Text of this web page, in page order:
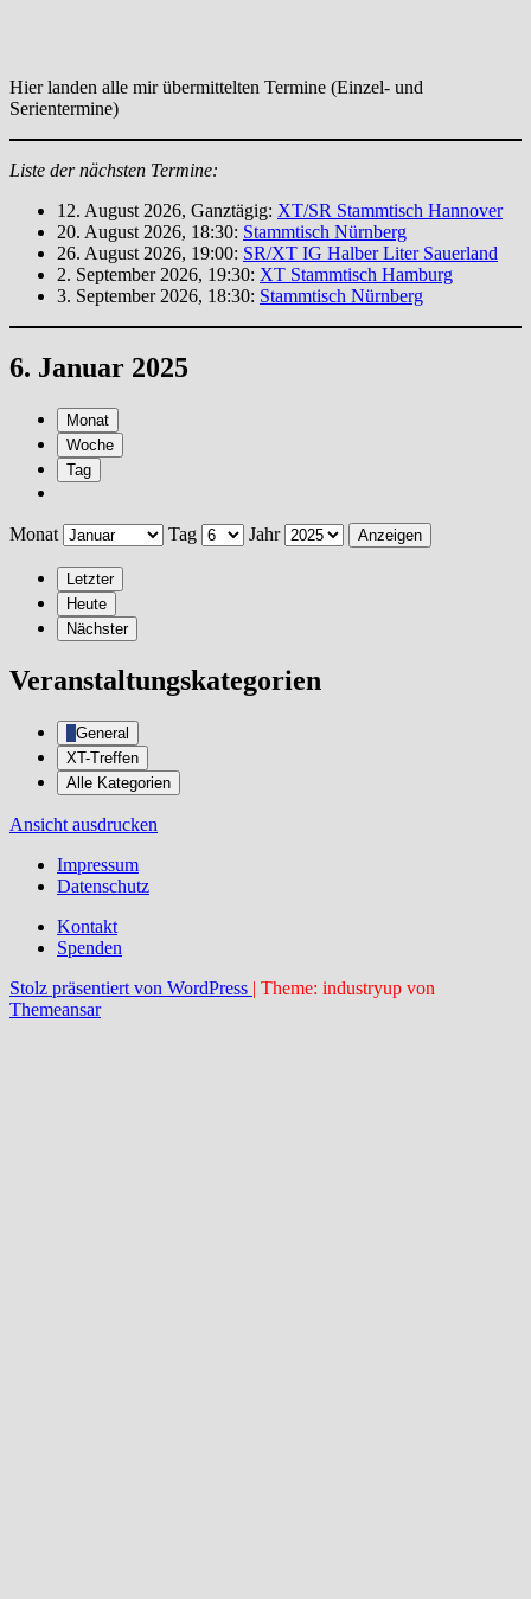
Hier landen alle mir übermittelten Termine (Einzel- und
Serientermine)
Liste der nächsten Termine:
12. August 2026, Ganztägig: XT/SR Stammtisch Hannover
20. August 2026, 18:30: Stammtisch Nürnberg
26. August 2026, 19:00: SR/XT IG Halber Liter Sauerland
2. September 2026, 19:30: XT Stammtisch Hamburg
3. September 2026, 18:30: Stammtisch Nürnberg
6. Januar 2025
Monat
Woche
Tag
Monat Tag Jahr
Letzter
Heute
Nächster
Veranstaltungskategorien
General
XT-Treffen
Alle Kategorien
Ansicht ausdrucken
Impressum
Datenschutz
Kontakt
Spenden
Stolz präsentiert von WordPress | Theme: industryup von
Themeansar